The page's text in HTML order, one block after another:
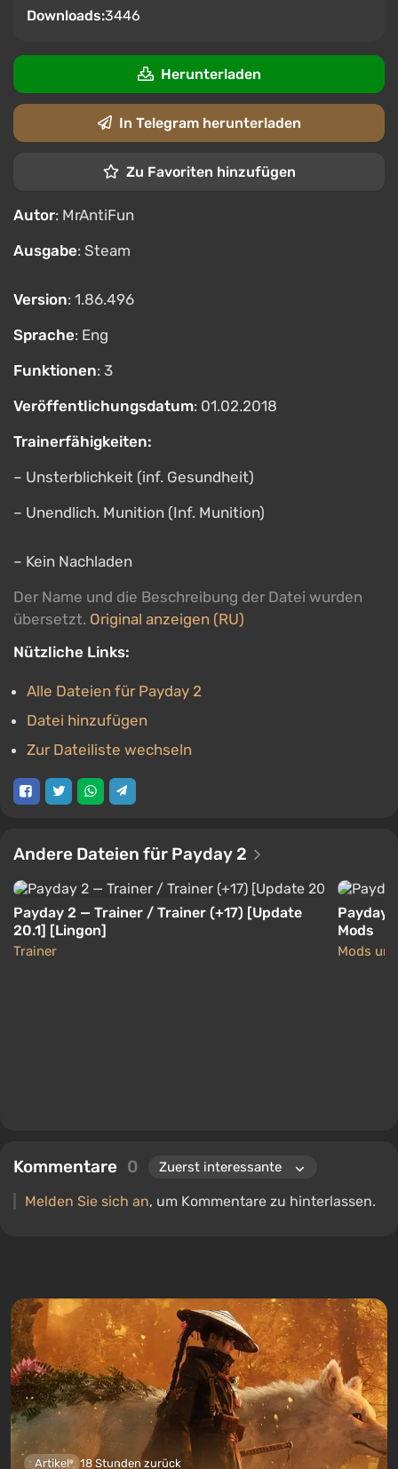
Downloads:3446
Herunterladen
In Telegram herunterladen
Zu Favoriten hinzufügen
Autor: MrAntiFun
Ausgabe: Steam
Version: 1.86.496
Sprache: Eng
Funktionen: 3
Veröffentlichungsdatum: 01.02.2018
Trainerfähigkeiten:
– Unsterblichkeit (inf. Gesundheit)
– Unendlich. Munition (Inf. Munition)
– Kein Nachladen
Der Name und die Beschreibung der Datei wurden
übersetzt. Original anzeigen (RU)
Nützliche Links:
Alle Dateien für Payday 2
Datei hinzufügen
Zur Dateiliste wechseln
Andere Dateien für Payday 2
Payday 2 — Trainer / Trainer (+17) [Update
20.1] [Lingon]
Trainer
Payday
Mods
Mods
Kommentare 0
Melden Sie sich an, um Kommentare zu hinterlassen.
Artikel 18 Stunden zurück